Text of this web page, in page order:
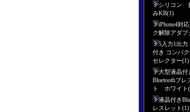
シリコン
みKB(1)
iPhone4対
ク解除アダプ
5入力1出力
付き コンパ
セレクター(1)
大型液晶付
Bluetoothブレ
ト ホワイト
液晶付き
レスレット(1)